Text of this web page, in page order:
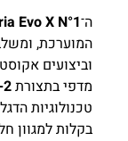
ה־Evo X N°1
המוערכת,
וביצועים
מדפי בתצורת2-Way
בקלות למגוון